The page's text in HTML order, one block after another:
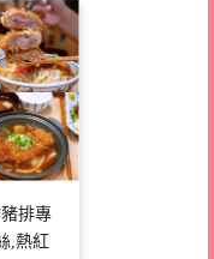
排專
,熱紅